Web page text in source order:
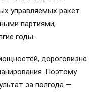
управляемых ракет
партиями,
годы.
дороговизне
Поэтому
за полгода —